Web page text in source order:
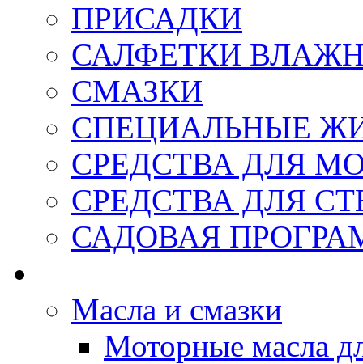
ПРИСАДКИ
САЛФЕТКИ
СМАЗКИ
СПЕЦИАЛЬНЫЕ
СРЕДСТВА ДЛЯ
СРЕДСТВА ДЛЯ
САДОВАЯ
Масла и смазки
Моторные масла